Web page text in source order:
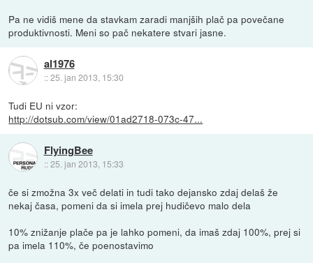
Pa ne vidiš mene da stavkam zaradi manjših plač pa povečane
produktivnosti. Meni so pač nekatere stvari jasne.
al1976
::25. jan 2013, 15:30
Tudi EU ni vzor:
http://dotsub.com/view/01ad2718-073c-47...
FlyingBee
::25. jan 2013, 15:33
če si zmožna 3x več delati in tudi tako dejansko zdaj delaš že
nekaj časa, pomeni da si imela prej hudičevo malo dela
10% znižanje plače pa je lahko pomeni, da imaš zdaj 100%, prej si
pa imela 110%, če poenostavimo